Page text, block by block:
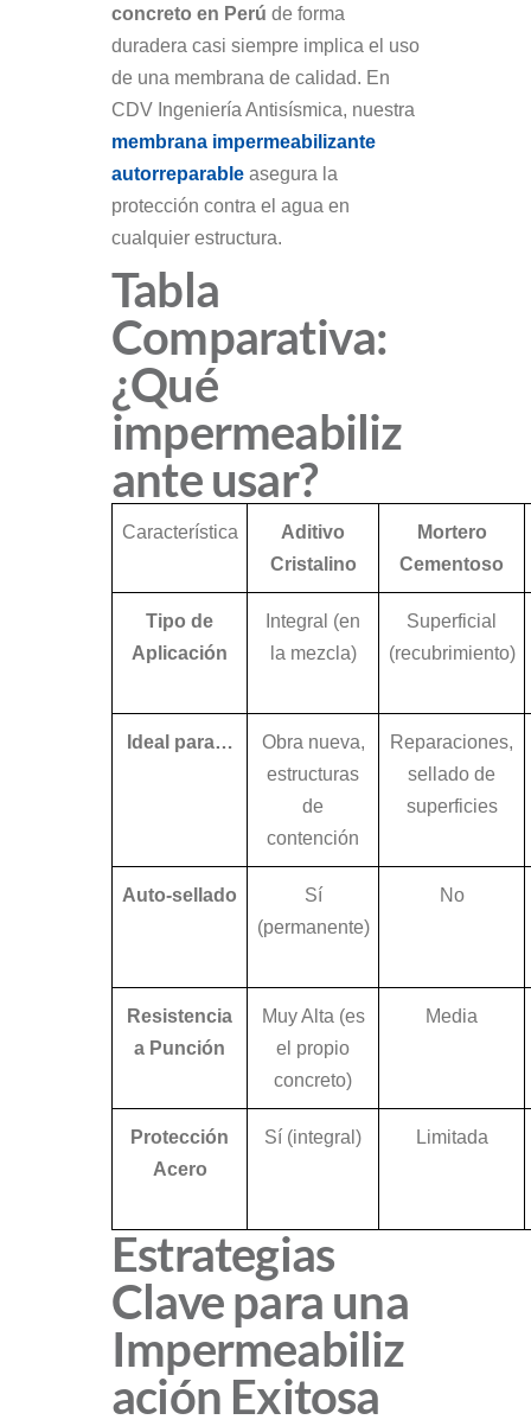
concreto en Perú de forma
duradera casi siempre implica el uso
de una membrana de calidad. En
CDV Ingeniería Antisísmica, nuestra
membrana impermeabilizante
autorreparable asegura la
protección contra el agua en
cualquier estructura.
Tabla
Comparativa:
¿Qué
impermeabiliz
ante usar?
Característica
Aditivo
Cristalino
Mortero
Cementoso
Tipo de
Aplicación
Integral (en
la mezcla)
Superficial
(recubrimiento)
Ideal para…
Obra nueva,
estructuras
de
contención
Reparaciones,
sellado de
superficies
Auto-sellado
Sí
(permanente)
No
Resistencia
a Punción
Muy Alta (es
el propio
concreto)
Media
Protección
Acero
Sí (integral) Limitada
Estrategias
Clave para una
Impermeabiliz
ación Exitosa